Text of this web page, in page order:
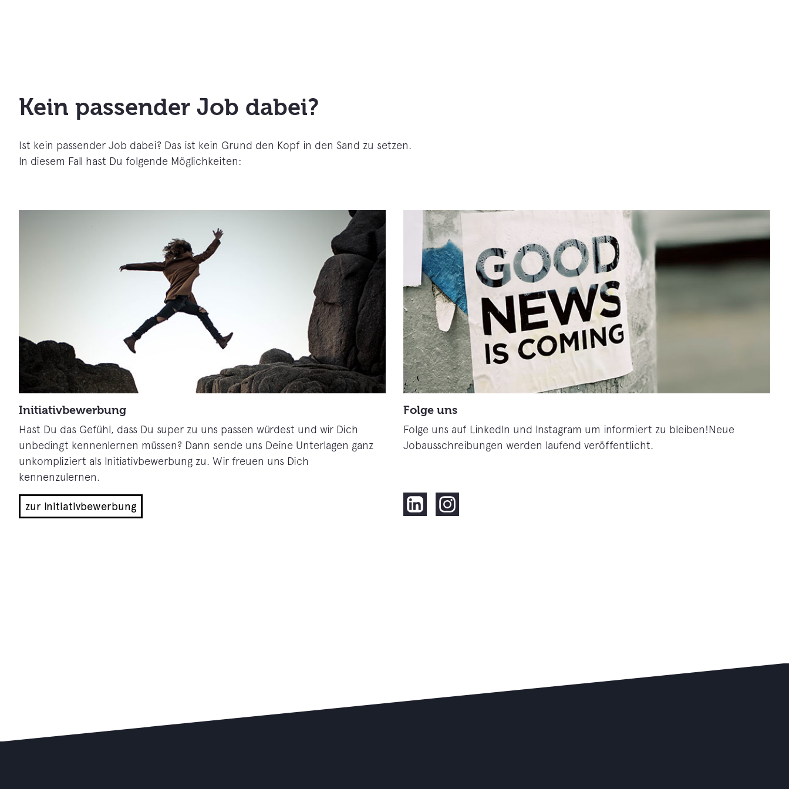
Kein passender Job dabei?
Ist kein passender Job dabei? Das ist kein Grund den Kopf in den Sand zu setzen.
In diesem Fall hast Du folgende Möglichkeiten:
Initiativbewerbung
Hast Du das Gefühl, dass Du super zu uns passen würdest und wir Dich
unbedingt kennenlernen müssen? Dann sende uns Deine Unterlagen ganz
unkompliziert als Initiativbewerbung zu. Wir freuen uns Dich
kennenzulernen.
zur Initiativbewerbung
Folge uns
Folge uns auf LinkedIn und Instagram um informiert zu bleiben!Neue
Jobausschreibungen werden laufend veröffentlicht.